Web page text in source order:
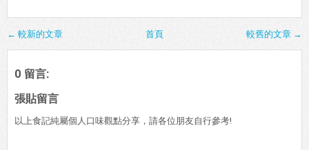
← 較新的文章 較舊的文章 →
首頁
0 留言:
張貼留言
以上食記純屬個人口味觀點分享，請各位朋友自行參考!